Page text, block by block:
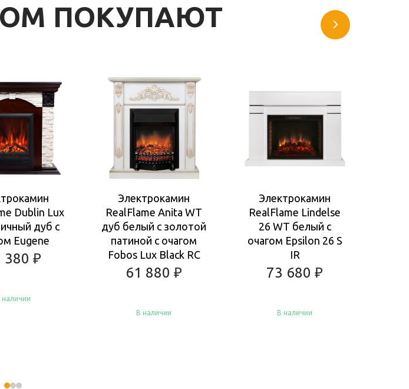
ПОКУПАЮТ
Dublin Lux
дуб с
Eugene
380 ₽
наличии
Электрокамин
RealFlame Anita WT
дуб белый с золотой
патиной с очагом
Fobos Lux Black RC
61 880₽
В наличии
Электрокамин
RealFlame Lindelse
26 WT белый с
очагом Epsilon 26 S
IR
73 680₽
В наличии